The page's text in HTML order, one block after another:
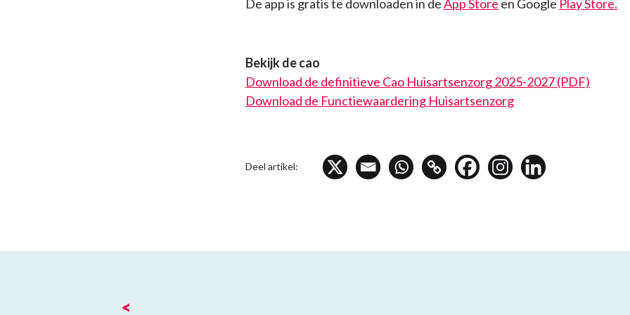
De app is gratis te downloaden in deApp Store en Google Play Store.
Bekijk de cao
Download de definitieve Cao Huisartsenzorg 2025-2027 (PDF)
Download de Functiewaardering Huisartsenzorg
Deel artikel:
<